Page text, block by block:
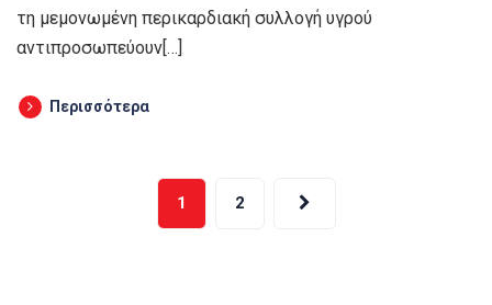
τη μεμονωμένη περικαρδιακή συλλογή υγρού
αντιπροσωπεύουν[…]
Περισσότερα
Σελιδοποίηση
1 2